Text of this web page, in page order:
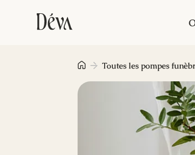
Toutes les pompes